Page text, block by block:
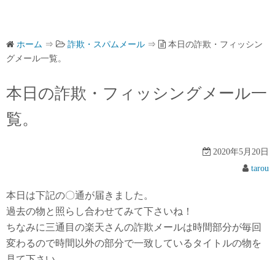
ホーム ⇒ 詐欺・スパムメール ⇒
本日の詐欺・フィッシン
グメール一覧。
本日の詐欺・フィッシングメール一
覧。
2020年5月20日
tarou
本日は下記の〇通が届きました。
過去の物と照らし合わせてみて下さいね！
ちなみに三通目の楽天さんの詐欺メールは時間部分が毎回
変わるので時間以外の部分で一致しているタイトルの物を